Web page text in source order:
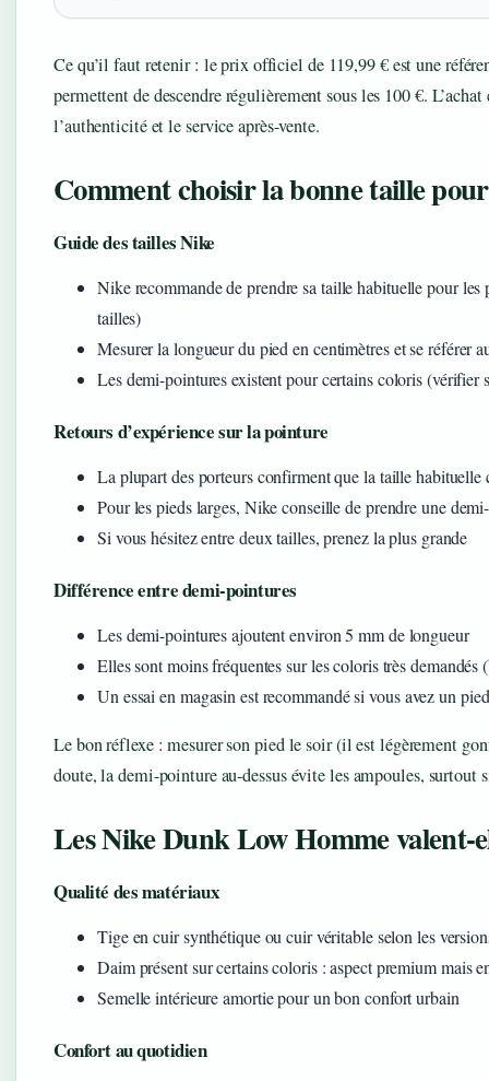
Ce qu’il faut retenir : le prix officiel de 119,99 € est une
permettent de descendre régulièrement sous les 100 €.
l’authenticité et le service après-vente.
Comment choisir la bonne taille
Guide des tailles Nike
Nike recommande de prendre sa taille habituelle pour
tailles)
Mesurer la longueur du pied en centimètres et se référer
Les demi-pointures existent pour certains coloris (vérifier
Retours d’expérience sur la pointure
La plupart des porteurs confirment que la taille habituelle
Pour les pieds larges, Nike conseille de prendre une
Si vous hésitez entre deux tailles, prenez la plus grande
Différence entre demi-pointures
Les demi-pointures ajoutent environ 5 mm de longueur
Elles sont moins fréquentes sur les coloris très demandés
Un essai en magasin est recommandé si vous avez un
Le bon réflexe : mesurer son pied le soir (il est légèrement
doute, la demi-pointure au-dessus évite les ampoules, surtout
Les Nike Dunk Low Homme valent-
Qualité des matériaux
Tige en cuir synthétique ou cuir véritable selon les
Daim présent sur certains coloris : aspect premium mais
Semelle intérieure amortie pour un bon confort urbain
Confort au quotidien